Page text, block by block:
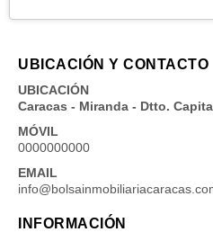
UBICACIÓN Y CONTACTO
UBICACIÓN
Caracas - Miranda - Dtto.
MÓVIL
0000000000
EMAIL
INFORMACIÓN